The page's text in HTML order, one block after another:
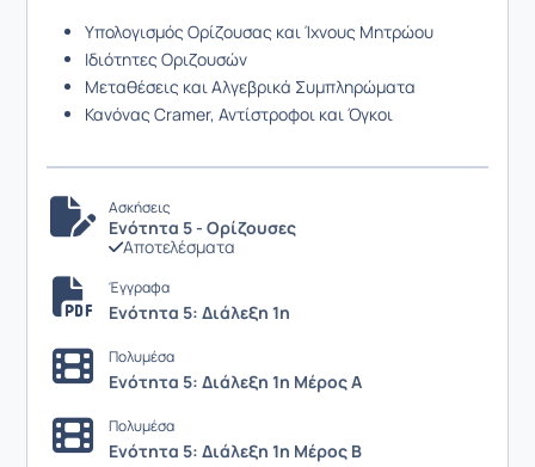
Υπολογισμός Ορίζουσας και Ίχνους Μητρώου
Ιδιότητες Οριζουσών
Μεταθέσεις και Αλγεβρικά Συμπληρώματα
Κανόνας Cramer, Αντίστροφοι και Όγκοι
Ασκήσεις
Ενότητα 5 - Ορίζουσες
Αποτελέσματα
Έγγραφα
Ενότητα 5: Διάλεξη 1η
Πολυμέσα
Ενότητα 5: Διάλεξη 1η Μέρος Α
Πολυμέσα
Ενότητα 5: Διάλεξη 1η Μέρος Β